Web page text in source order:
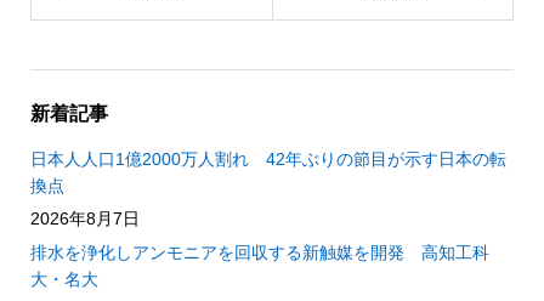
新着記事
日本人人口1億2000万人割れ 42年ぶりの節目が示す日本の転
換点
2026年8月7日
排水を浄化しアンモニアを回収する新触媒を開発 高知工科
大・名大